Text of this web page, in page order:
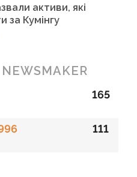
активи, які
за Кумінгу
165
111